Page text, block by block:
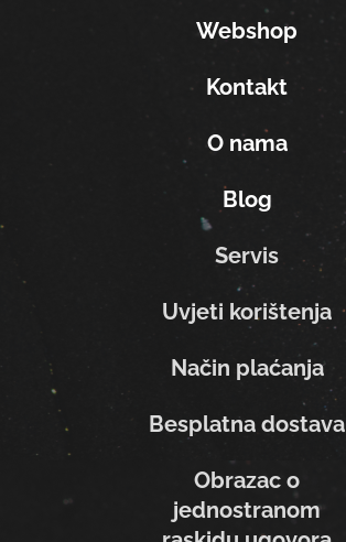
Webshop
Kontakt
O nama
Blog
Servis
Uvjeti korištenja
Način plaćanja
Besplatna dostava
Obrazac o
jednostranom